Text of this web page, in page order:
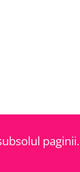
paginii.